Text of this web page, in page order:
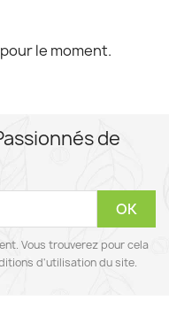
le moment.
de
Vous trouverez pour cela
d'utilisation du site.